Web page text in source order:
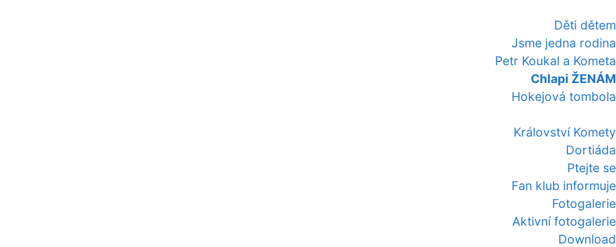
Děti dětem
Jsme jedna rodina
Petr Koukal a Kometa
Chlapi ŽENÁM
Hokejová tombola
Království Komety
Dortiáda
Ptejte se
Fan klub informuje
Fotogalerie
Aktivní fotogalerie
Download